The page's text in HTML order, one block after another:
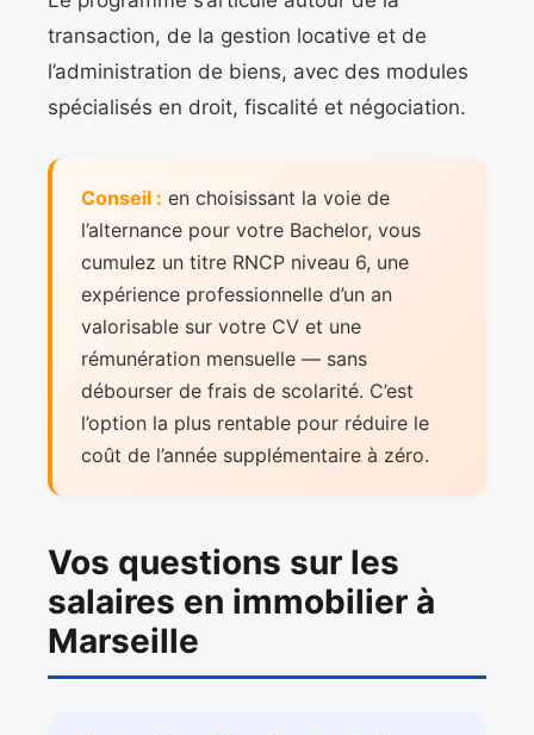
transaction, de la gestion locative et de
l’administration de biens, avec des modules
spécialisés en droit, fiscalité et négociation.
Conseil : en choisissant la voie de
l’alternance pour votre Bachelor, vous
cumulez un titre RNCP niveau 6, une
expérience professionnelle d’un an
valorisable sur votre CV et une
rémunération mensuelle — sans
débourser de frais de scolarité. C’est
l’option la plus rentable pour réduire le
coût de l’année supplémentaire à zéro.
Vos questions sur les
salaires en immobilier à
Marseille